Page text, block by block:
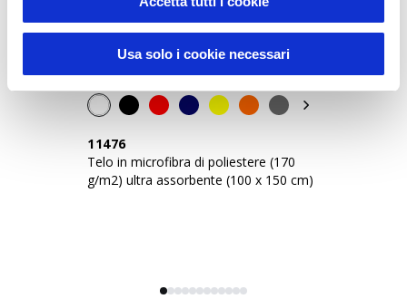
Usa solo i cookie necessari
11476
Telo in microfibra di poliestere (170
g/m2) ultra assorbente (100 x 150 cm)